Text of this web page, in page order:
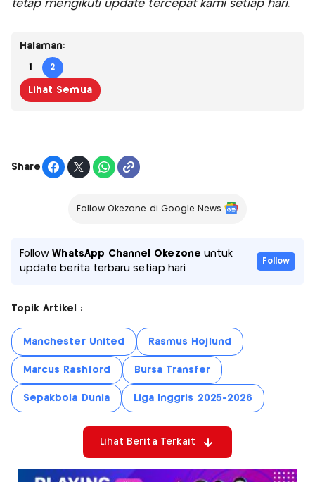
tetap mengikuti update tercepat kami setiap hari.
Halaman:
1 2
Lihat Semua
Share
Follow Okezone di Google News
FollowWhatsApp Channel Okezone untuk
update berita terbaru setiap hari
Follow
Topik Artikel :
Manchester United Rasmus Hojlund
Marcus Rashford Bursa Transfer
Sepakbola Dunia Liga Inggris 2025-2026
Lihat Berita Terkait